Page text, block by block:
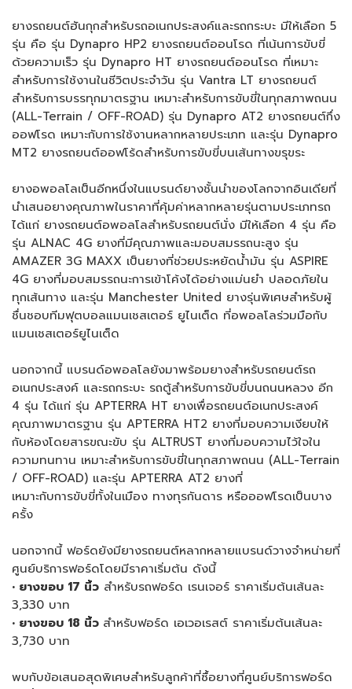
ยางรถยนต์ฮันกุกสำหรับรถอเนกประสงค์และรถกระบะ มีให้เลือก 5
รุ่น คือ รุ่น Dynapro HP2 ยางรถยนต์ออนโรด ที่เน้นการขับขี่
ด้วยความเร็ว รุ่น Dynapro HT ยางรถยนต์ออนโรด ที่เหมาะ
สำหรับการใช้งานในชีวิตประจำวัน รุ่น Vantra LT ยางรถยนต์
สำหรับการบรรทุกมาตรฐาน เหมาะสำหรับการขับขี่ในทุกสภาพถนน
(ALL-Terrain / OFF-ROAD) รุ่น Dynapro AT2 ยางรถยนต์กึ่ง
ออฟโรด เหมาะกับการใช้งานหลากหลายประเภท และรุ่น Dynapro
MT2 ยางรถยนต์ออฟโร้ดสำหรับการขับขี่บนเส้นทางขรุขระ
ยางอพอลโลเป็นอีกหนึ่งในแบรนด์ยางชั้นนำของโลกจากอินเดียที่
นำเสนอยางคุณภาพในราคาที่คุ้มค่าหลากหลายรุ่นตามประเภทรถ
ได้แก่ ยางรถยนต์อพอลโลสำหรับรถยนต์นั่ง มีให้เลือก 4 รุ่น คือ
รุ่น ALNAC 4G ยางที่มีคุณภาพและมอบสมรรถนะสูง รุ่น
AMAZER 3G MAXX เป็นยางที่ช่วยประหยัดน้ำมัน รุ่น ASPIRE
4G ยางที่มอบสมรรถนะการเข้าโค้งได้อย่างแม่นยำ ปลอดภัยใน
ทุกเส้นทาง และรุ่น Manchester United ยางรุ่นพิเศษสำหรับผู้
ชื่นชอบทีมฟุตบอลแมนเชสเตอร์ ยูไนเต็ด ที่อพอลโลร่วมมือกับ
แมนเชสเตอร์ยูไนเต็ด
นอกจากนี้ แบรนด์อพอลโลยังมาพร้อมยางสำหรับรถยนต์รถ
อเนกประสงค์ และรถกระบะ รถตู้สำหรับการขับขี่บนถนนหลวง อีก
4 รุ่น ได้แก่ รุ่น APTERRA HT ยางเพื่อรถยนต์อเนกประสงค์
คุณภาพมาตรฐาน รุ่น APTERRA HT2 ยางที่มอบความเงียบให้
กับห้องโดยสารขณะขับ รุ่น ALTRUST ยางที่มอบความไว้ใจใน
ความทนทาน เหมาะสำหรับการขับขี่ในทุกสภาพถนน (ALL-Terrain
/ OFF-ROAD) และรุ่น APTERRA AT2 ยางที่
เหมาะกับการขับขี่ทั้งในเมือง ทางทุรกันดาร หรือออฟโรดเป็นบาง
ครั้ง
นอกจากนี้ ฟอร์ดยังมียางรถยนต์หลากหลายแบรนด์วางจำหน่ายที่
ศูนย์บริการฟอร์ดโดยมีราคาเริ่มต้น ดังนี้
• ยางขอบ 17 นิ้ว สำหรับรถฟอร์ด เรนเจอร์ ราคาเริ่มต้นเส้นละ
3,330 บาท
• ยางขอบ 18 นิ้ว สำหรับฟอร์ด เอเวอเรสต์ ราคาเริ่มต้นเส้นละ
3,730 บาท
พบกับข้อเสนอสุดพิเศษสำหรับลูกค้าที่ซื้อยางที่ศูนย์บริการฟอร์ด